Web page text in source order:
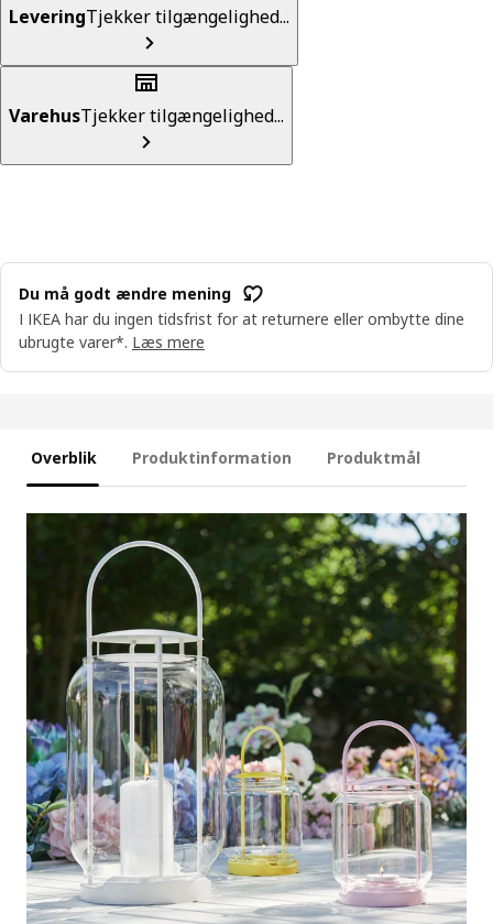
LeveringTjekker tilgængelighed...
VarehusTjekker tilgængelighed...
Du må godt ændre mening
I IKEA har du ingen tidsfrist for at returnere eller ombytte dine
ubrugte varer*. Læs mere
Overblik Produktinformation Produktmål